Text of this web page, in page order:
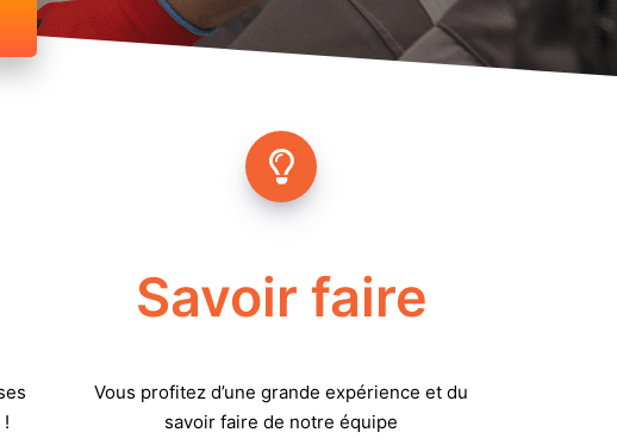
Savoir faire
Vous profitez d’une grande expérience et du
savoir faire de notre équipe